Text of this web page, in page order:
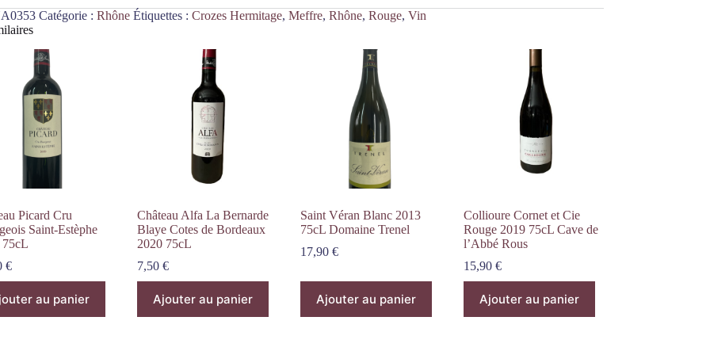
Catégorie : Rhône Étiquettes : Crozes Hermitage, Meffre, Rhône, Rouge, Vin
Picard Cru
Saint-Estèphe
75cL
€
au panier
Château Alfa La Bernarde
Blaye Cotes de Bordeaux
2020 75cL
7,50€
Ajouter au panier
Saint Véran Blanc 2013
75cL Domaine Trenel
17,90€
Ajouter au panier
Collioure Cornet et Cie
Rouge 2019 75cL Cave de
l’Abbé Rous
15,90€
Ajouter au panier